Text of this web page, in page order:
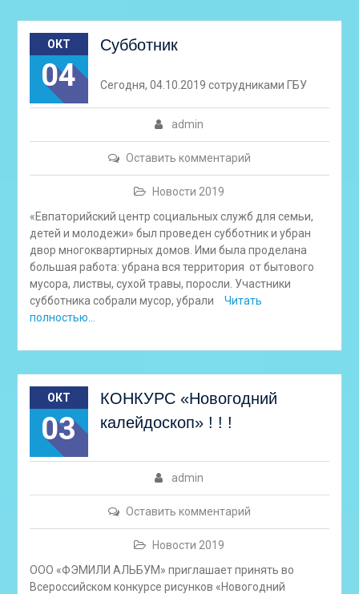
ОКТ
04
Субботник
admin
Оставить комментарий
Новости 2019
Сегодня, 04.10.2019 сотрудниками ГБУ
«Евпаторийский центр социальных служб для семьи,
детей и молодежи» был проведен субботник и убран
двор многоквартирных домов. Ими была проделана
большая работа: убрана вся территория от бытового
мусора, листвы, сухой травы, поросли. Участники
субботника собрали мусор, убрали
Читать
полностью…
ОКТ
03
КОНКУРС «Новогодний
калейдоскоп» ! ! !
admin
Оставить комментарий
Новости 2019
ООО «ФЭМИЛИ АЛЬБУМ» приглашает принять во
Всероссийском конкурсе рисунков «Новогодний